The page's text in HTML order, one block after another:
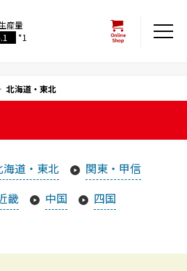
産量
*1
北海道・東北
海道・東北
関東・甲信
畿 中国
四国